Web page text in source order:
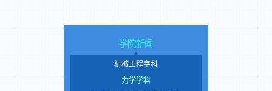
学院新闻
机械工程学科
力学学科